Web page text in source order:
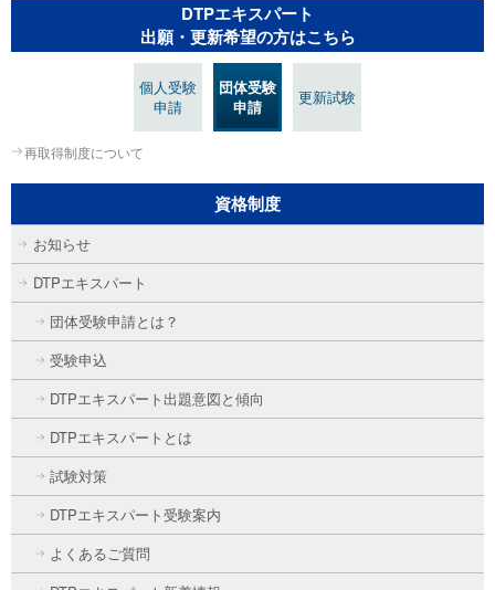
DTPエキスパート
出願・更新希望の方はこちら
個人受験
申請
団体受験
申請
更新試験
再取得制度について
資格制度
お知らせ
DTPエキスパート
団体受験申請とは？
受験申込
DTPエキスパート出題意図と傾向
DTPエキスパートとは
試験対策
DTPエキスパート受験案内
よくあるご質問